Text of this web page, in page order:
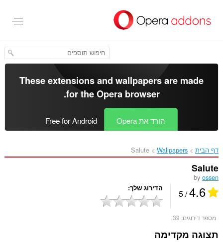
העיקרי
These extensions and wallpapers are made
for theOpera browser
.
הורד את Opera Free for Android
דף הבית Wallpapers
Salute‎
Salute
byossen
4.6
/ 5 הדירוג שלך
מספר דירוגים: 39
תצוגה מקדימה